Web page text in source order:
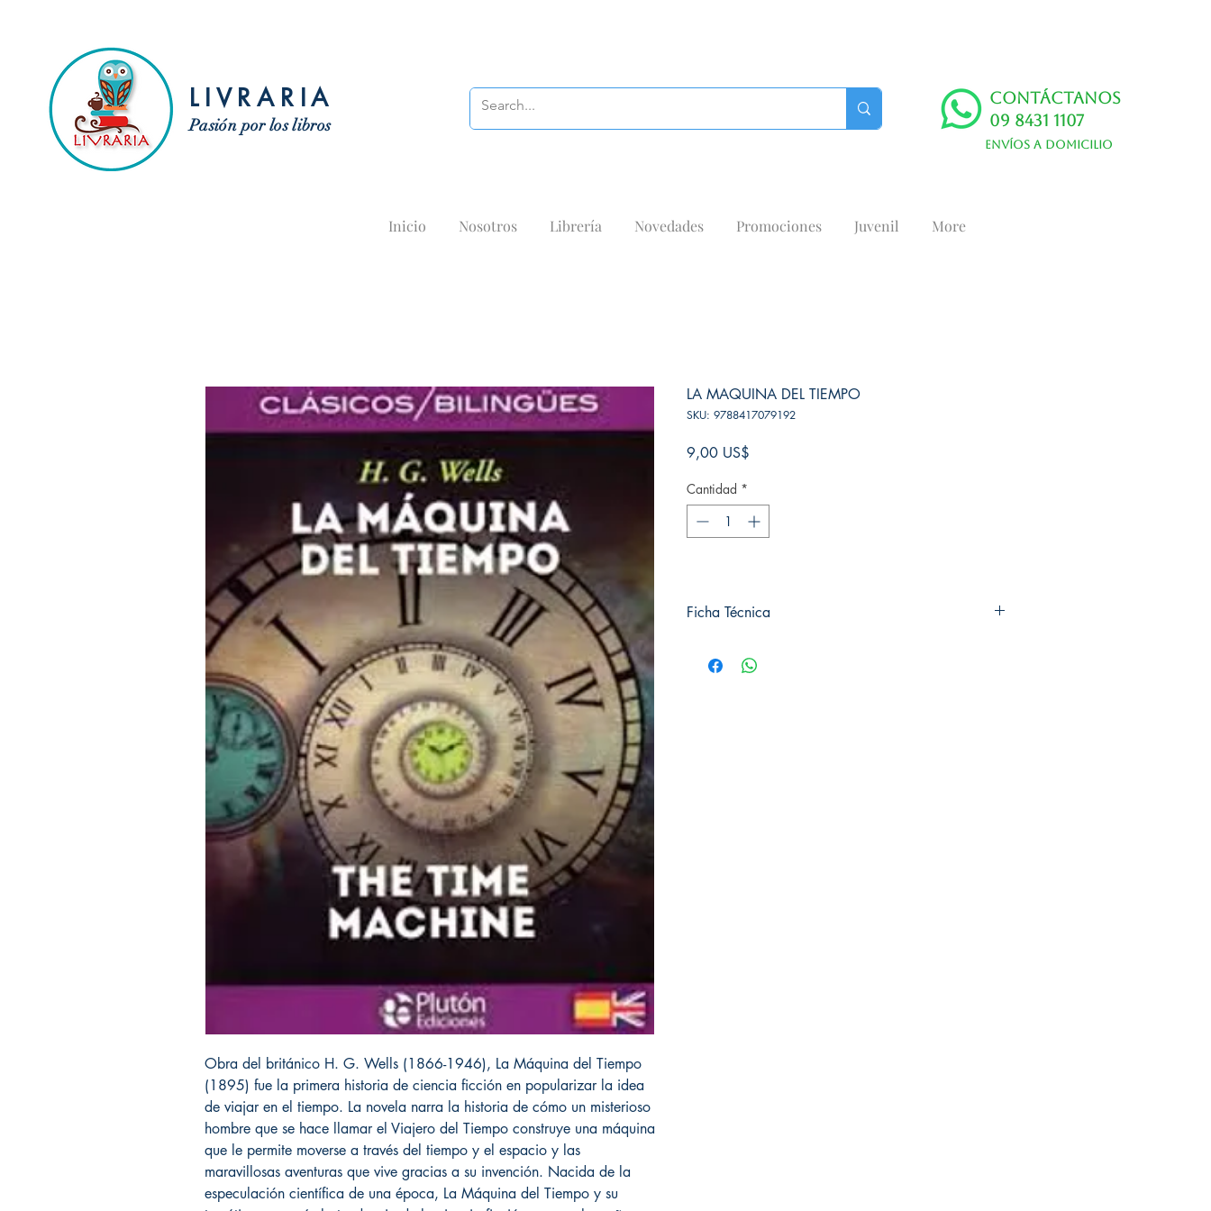
LIVRARIA
Pasión por los libros
Contáctanos
09 8431 1107
Envíos a domicilio
Inicio Nosotros Librería Novedades Promociones Juvenil More
Obra del británico H. G. Wells (1866-1946), La Máquina del Tiempo
(1895) fue la primera historia de ciencia ficción en popularizar la idea
de viajar en el tiempo. La novela narra la historia de cómo un misterioso
hombre que se hace llamar el Viajero del Tiempo construye una máquina
que le permite moverse a través del tiempo y el espacio y las
maravillosas aventuras que vive gracias a su invención. Nacida de la
especulación científica de una época, La Máquina del Tiempo y su
LA MAQUINA DEL TIEMPO
SKU: 9788417079192
9,00 US$
Cantidad *
Ficha Técnica
Editorial: Plutón